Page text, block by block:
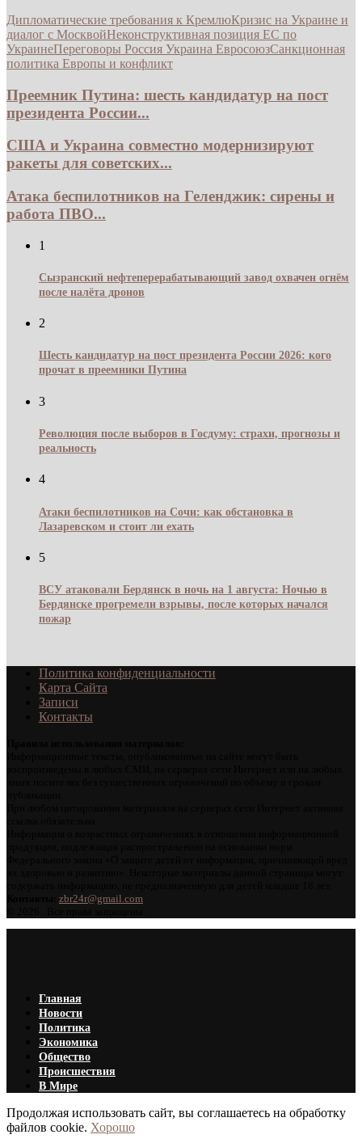
Дипломатические требования к КремлюКризис на Украине и
диалог с МосквойНеконструктивная позиция ЕС по
УкраинеПереговоры Россия Украина ЕвросоюзСанкционная
политика Европы и конфликт
Преемник Путина: шесть кандидатур на пост
президента России...
США и Украина совместно модернизируют
ракеты для советских...
Атака беспилотников на Геленджик: сирены и
работа ПВО...
1
Сызранский нефтеперерабатывающий завод охвачен огнём
после налёта дронов
2
Шесть кандидатур на пост президента России 2026: кого
прочат в преемники Путина
3
Революция после выборов в Госдуму: страхи, прогнозы и
реальность
4
Атаки беспилотников на Сочи: как обстановка в
Лазаревском и стоит ли ехать
5
ВСУ атаковали Бердянск в ночь на 1 августа: Ночью в
Бердянске прогремели взрывы, после которых начался
пожар
Политика конфиденциальности
Карта Сайта
Записи
Контакты
zbr24r@gmail.com
Главная
Новости
Политика
Экономика
Общество
Происшествия
В Мире
Продолжая использовать сайт, вы соглашаетесь на обработку
файлов cookie. Хорошо